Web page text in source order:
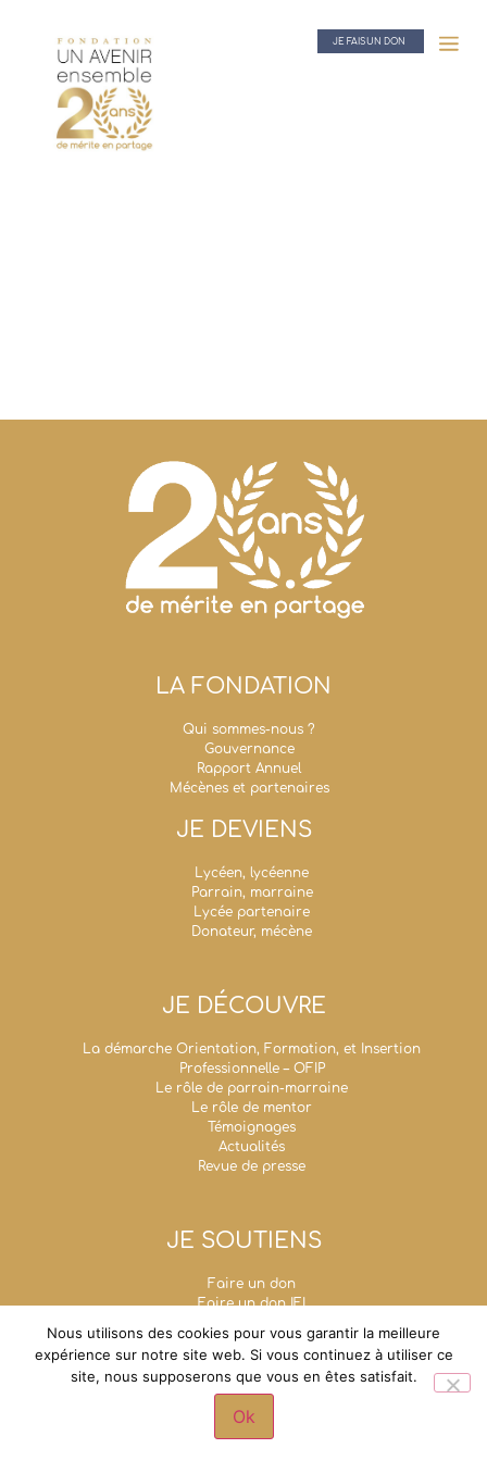
JE FAIS UN DON
LA FONDATION
Qui sommes-nous ?
Gouvernance
Rapport Annuel
Mécènes et partenaires
JE DEVIENS
Lycéen, lycéenne
Parrain, marraine
Lycée partenaire
Donateur, mécène
JE DÉCOUVRE
La démarche Orientation, Formation, et Insertion
Professionnelle – OFIP
Le rôle de parrain-marraine
Le rôle de mentor
Témoignages
Actualités
Revue de presse
JE SOUTIENS
Faire un don
Faire un don IFI
Mécénat d’entreprise
Legs, donations et assurances-vie
Fondation Un Avenir Ensemble
Grande chancellerie de la Légion d'honneur - 1,
rue de Solférino - 75007 Paris
Nous utilisons des cookies pour vous garantir la meilleure
expérience sur notre site web. Si vous continuez à utiliser ce
site, nous supposerons que vous en êtes satisfait.
Ok